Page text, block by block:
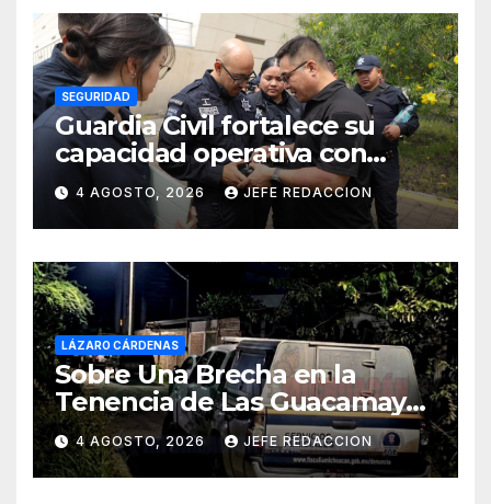
SEGURIDAD
Guardia Civil fortalece su
capacidad operativa con
formación táctica en drones
4 AGOSTO, 2026 JEFE REDACCION
LÁZARO CÁRDENAS
Sobre Una Brecha en la
Tenencia de Las Guacamayas
de LZC. Asesinan a balazos a
un Hombre
4 AGOSTO, 2026 JEFE REDACCION